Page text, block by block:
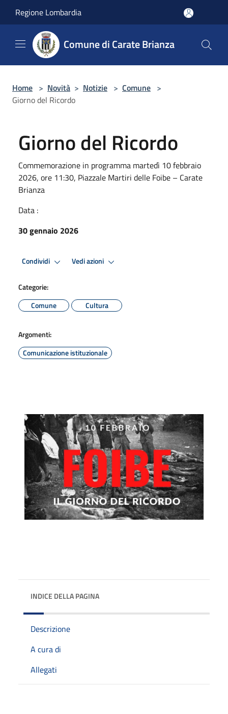
Regione Lombardia
Comune di Carate Brianza
Home > Novità > Notizie > Comune >
Giorno del Ricordo
Giorno del Ricordo
Commemorazione in programma martedì 10 febbraio
2026, ore 11:30, Piazzale Martiri delle Foibe – Carate
Brianza
Data :
30 gennaio 2026
Condividi Vedi azioni
Categorie:
Comune
Cultura
Argomenti:
Comunicazione istituzionale
INDICE DELLA PAGINA
Descrizione
A cura di
Allegati